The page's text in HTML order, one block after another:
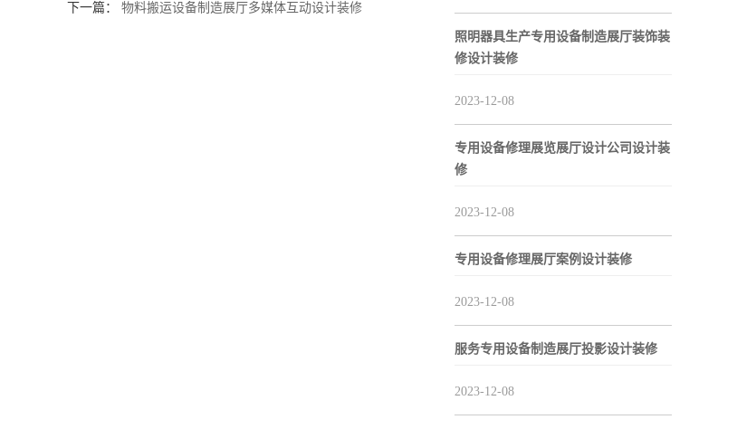
下一篇： 物料搬运设备制造展厅多媒体互动设计装修
照明器具生产专用设备制造展厅装饰装
修设计装修
2023-12-08
专用设备修理展览展厅设计公司设计装
修
2023-12-08
专用设备修理展厅案例设计装修
2023-12-08
服务专用设备制造展厅投影设计装修
2023-12-08